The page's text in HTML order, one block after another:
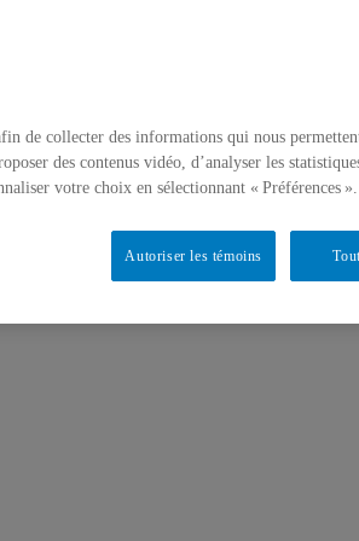
de collecter des informations qui nous
des contenus vidéo, d’analyser les
votre choix en sélectionnant « Préférences ».
Autoriser les témoins